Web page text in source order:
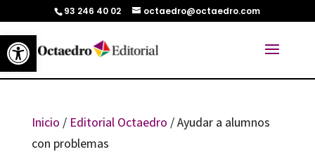
Abrir barra de herramientas
93 246 40 02 octaedro@octaedro.com
Inicio / Editorial Octaedro / Ayudar a alumnos
con problemas